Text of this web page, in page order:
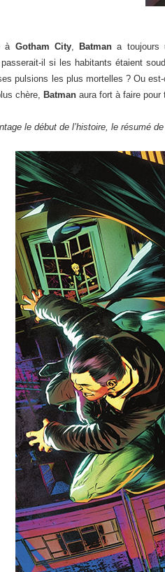
à Gotham City, Batman a toujours
il si les habitants étaient
pulsions les plus mortelles ? Ou
chère, Batman aura fort à faire
le début de l’histoire, le résumé